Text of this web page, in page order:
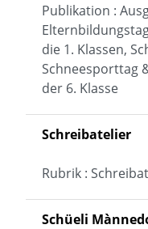
Publikation :
die 1. Klassen,
Schneesporttag
der 6. Klasse
Schreibatelier
Rubrik :
Schüeli